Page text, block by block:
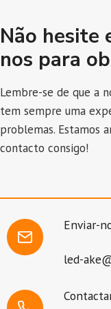
Não hesite
nos para
Lembre-se de que a
tem sempre uma
problemas. Estamos
contacto consigo!
Enviar-
led-